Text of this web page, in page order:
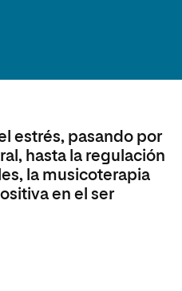
estrés, pasando por
hasta la regulación
la musicoterapia
en el ser